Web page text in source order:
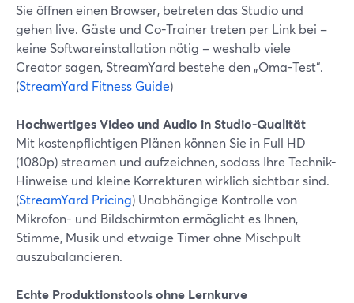
Sie öffnen einen Browser, betreten das Studio und
gehen live. Gäste und Co-Trainer treten per Link bei –
keine Softwareinstallation nötig – weshalb viele
Creator sagen, StreamYard bestehe den „Oma-Test“.
(StreamYard Fitness Guide)
Hochwertiges Video und Audio in Studio-Qualität
Mit kostenpflichtigen Plänen können Sie in Full HD
(1080p) streamen und aufzeichnen, sodass Ihre Technik-
Hinweise und kleine Korrekturen wirklich sichtbar sind.
(StreamYard Pricing) Unabhängige Kontrolle von
Mikrofon- und Bildschirmton ermöglicht es Ihnen,
Stimme, Musik und etwaige Timer ohne Mischpult
auszubalancieren.
Echte Produktionstools ohne Lernkurve